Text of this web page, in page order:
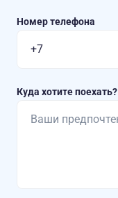
Номер телефона
Куда хотите поехать?